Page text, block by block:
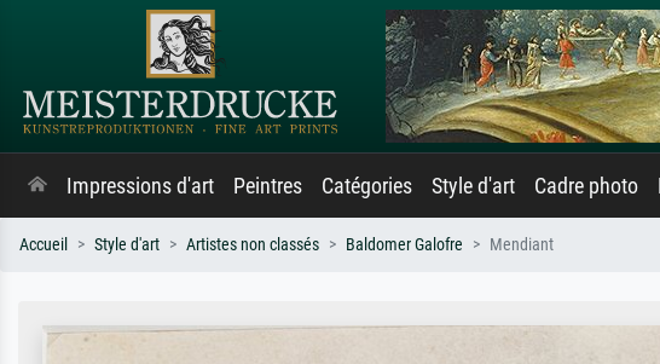
Impressions d'art Peintres Catégories Style d'art Cadre photo
Accueil Style d'art Artistes non classés Baldomer Galofre Mendiant